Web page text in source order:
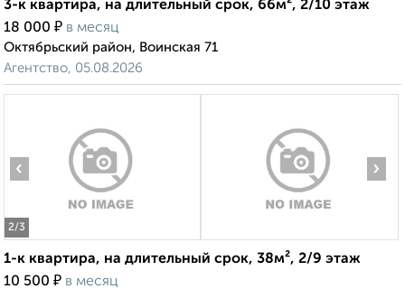
3-к квартира, на длительный срок, 66м², 2/10 этаж
18 000 ₽ в месяц
Октябрьский район, Воинская 71
Агентство, 05.08.2026
2/3
‹ ›
1-к квартира, на длительный срок, 38м², 2/9 этаж
10 500 ₽ в месяц